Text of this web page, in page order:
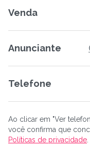
Venda
Anunciante
Telefone
Ao clicar em "Ver
você confirma que
Políticas de privacidade